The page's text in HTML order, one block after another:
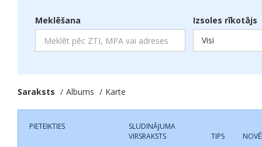
Meklēšana
Izsoles rīkotājs
Visi
Saraksts Albums Karte
PIETEIKTIES
SLUDINĀJUMA
VIRSRAKSTS
TIPS